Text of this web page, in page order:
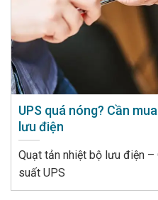
UPS quá nóng? Cần
lưu điện
Quạt tản nhiệt bộ lưu điện
suất UPS